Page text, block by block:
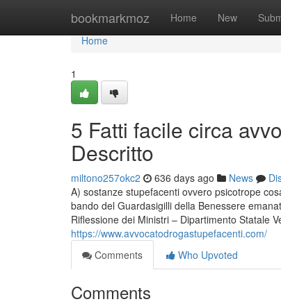
bookmarkmoz Home New
Home
Home
1
5 Fatti facile circa
Descritto
miltono257okc2 636 days ago News
A) sostanze stupefacenti ovvero psicotrope
bando del Guardasigilli della Benessere
Riflessione dei Ministri – Dipartimento Statale
https://www.avvocatodrogastupefacenti.com/
Comments
Who Upvoted
Comments